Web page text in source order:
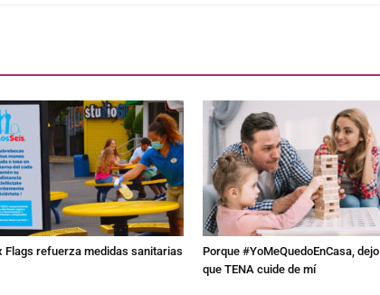
Flags refuerza medidas sanitarias
Porque #YoMeQuedoEnCasa, dejo
que TENA cuide de mí